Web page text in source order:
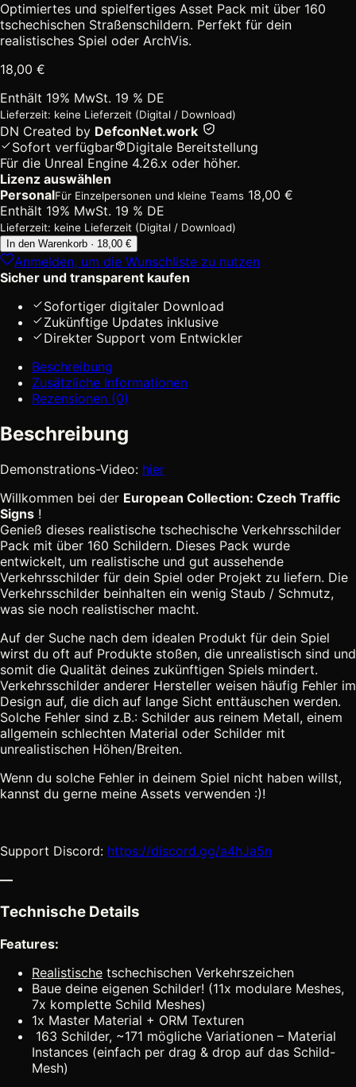
Optimiertes und spielfertiges Asset Pack mit über 160
tschechischen Straßenschildern. Perfekt für dein
realistisches Spiel oder ArchVis.
18,00 €
Enthält 19% MwSt. 19 % DE
Lieferzeit: keine Lieferzeit (Digital / Download)
DN Created by DefconNet.work
Sofort verfügbar
Digitale Bereitstellung
Für die Unreal Engine 4.26.x oder höher.
Lizenz auswählen
PersonalFür Einzelpersonen und kleine Teams 18,00 €
Enthält 19% MwSt. 19 % DE
Lieferzeit: keine Lieferzeit (Digital / Download)
European
Collection:
Czech
Signs
[Digital]
Menge
In den Warenkorb · 18,00 €
Anmelden, um die Wunschliste zu nutzen
Sicher und transparent kaufen
Sofortiger digitaler Download
Zukünftige Updates inklusive
Direkter Support vom Entwickler
Beschreibung
Zusätzliche Informationen
Rezensionen (0)
Beschreibung
Demonstrations-Video: hier
Willkommen bei der European Collection: Czech Traffic
Signs !
Genieß dieses realistische tschechische Verkehrsschilder
Pack mit über 160 Schildern. Dieses Pack wurde
entwickelt, um realistische und gut aussehende
Verkehrsschilder für dein Spiel oder Projekt zu liefern. Die
Verkehrsschilder beinhalten ein wenig Staub / Schmutz,
was sie noch realistischer macht.
Auf der Suche nach dem idealen Produkt für dein Spiel
wirst du oft auf Produkte stoßen, die unrealistisch sind und
somit die Qualität deines zukünftigen Spiels mindert.
Verkehrsschilder anderer Hersteller weisen häufig Fehler im
Design auf, die dich auf lange Sicht enttäuschen werden.
Solche Fehler sind z.B.: Schilder aus reinem Metall, einem
allgemein schlechten Material oder Schilder mit
unrealistischen Höhen/Breiten.
Wenn du solche Fehler in deinem Spiel nicht haben willst,
kannst du gerne meine Assets verwenden :)!
Support Discord: https://discord.gg/a4hJa5n
—
Technische Details
Features:
Realistische tschechischen Verkehrszeichen
Baue deine eigenen Schilder! (11x modulare Meshes,
7x komplette Schild Meshes)
1x Master Material + ORM Texturen
163 Schilder, ~171 mögliche Variationen – Material
Instances (einfach per drag & drop auf das Schild-
Mesh)